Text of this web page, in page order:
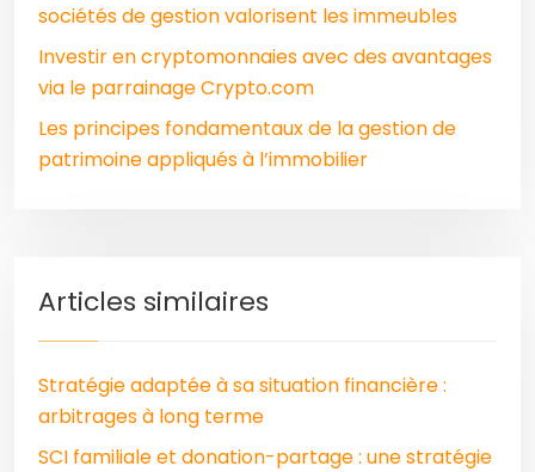
sociétés de gestion valorisent les immeubles
Investir en cryptomonnaies avec des avantages
via le parrainage Crypto.com
Les principes fondamentaux de la gestion de
patrimoine appliqués à l’immobilier
Articles similaires
Stratégie adaptée à sa situation financière :
arbitrages à long terme
SCI familiale et donation-partage : une stratégie